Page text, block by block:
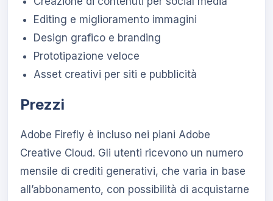
Editing e miglioramento immagini
Design grafico e branding
Prototipazione veloce
Asset creativi per siti e pubblicità
Prezzi
Adobe Firefly è incluso nei piani Adobe
Creative Cloud. Gli utenti ricevono un numero
mensile di crediti generativi, che varia in base
all’abbonamento, con possibilità di acquistarne